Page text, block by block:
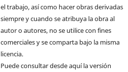
el trabajo, así como hacer obras derivadas
siempre y cuando se atribuya la obra al
autor o autores, no se utilice con fines
comerciales y se comparta bajo la misma
licencia.
Puede consultar desde aquí la versión